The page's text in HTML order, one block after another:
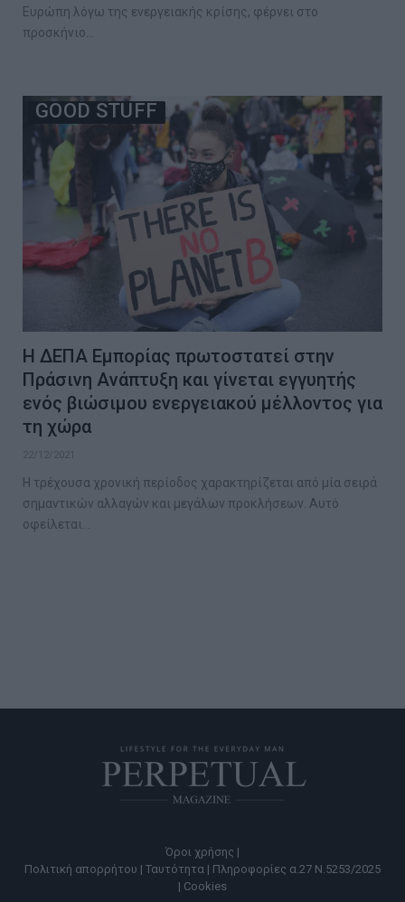
Ευρώπη λόγω της ενεργειακής κρίσης, φέρνει στο
προσκήνιο…
GOOD STUFF
Η ΔΕΠΑ Εμπορίας πρωτοστατεί στην
Πράσινη Ανάπτυξη και γίνεται εγγυητής
ενός βιώσιμου ενεργειακού μέλλοντος για
τη χώρα
22/12/2021
Η τρέχουσα χρονική περίοδος χαρακτηρίζεται από μία σειρά
σημαντικών αλλαγών και μεγάλων προκλήσεων. Αυτό
οφείλεται…
Όροι χρήσης |
Πολιτική απορρήτου | Ταυτότητα | Πληροφορίες α.27 Ν.5253/2025
| Cookies